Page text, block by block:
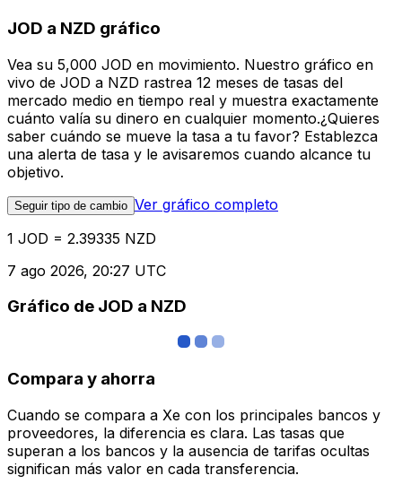
JOD a NZD gráfico
Vea su 5,000 JOD en movimiento. Nuestro gráfico en
vivo de JOD a NZD rastrea 12 meses de tasas del
mercado medio en tiempo real y muestra exactamente
cuánto valía su dinero en cualquier momento.¿Quieres
saber cuándo se mueve la tasa a tu favor? Establezca
una alerta de tasa y le avisaremos cuando alcance tu
objetivo.
Seguir tipo de cambio Ver gráfico completo
1 JOD = 2.39335 NZD
7 ago 2026, 20:27 UTC
Gráfico de JOD a NZD
Compara y ahorra
Cuando se compara a Xe con los principales bancos y
proveedores, la diferencia es clara. Las tasas que
superan a los bancos y la ausencia de tarifas ocultas
significan más valor en cada transferencia.